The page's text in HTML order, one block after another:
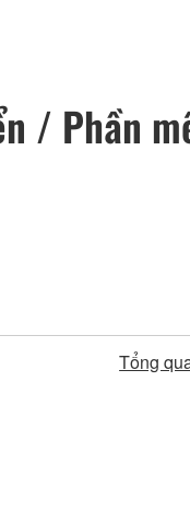
/ Phần
Tổng